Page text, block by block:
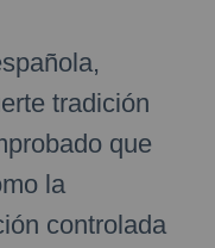
tradición
que
la
controlada